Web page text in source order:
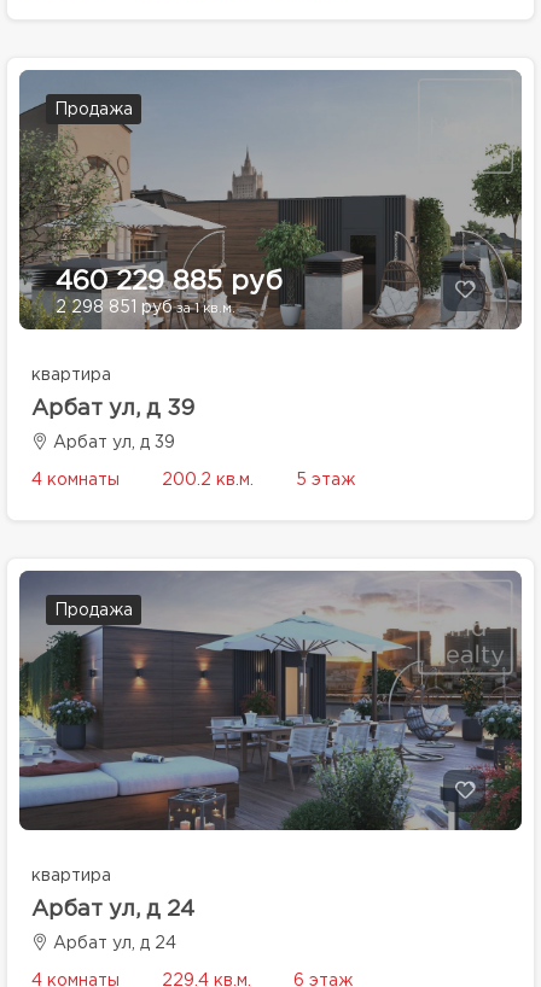
Продажа
460 229 885 руб
2 298 851 рубза 1 кв.м.
квартира
Арбат ул, д 39
Арбат ул, д 39
4 комнаты 200.2 кв.м. 5 этаж
Продажа
квартира
Арбат ул, д 24
Арбат ул, д 24
4 комнаты 229.4 кв.м. 6 этаж